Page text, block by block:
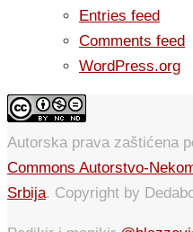
Entries feed
Comments feed
WordPress.org
Autorska prava zaštićena
Commons Autorstvo-
Srbija. Copyright by